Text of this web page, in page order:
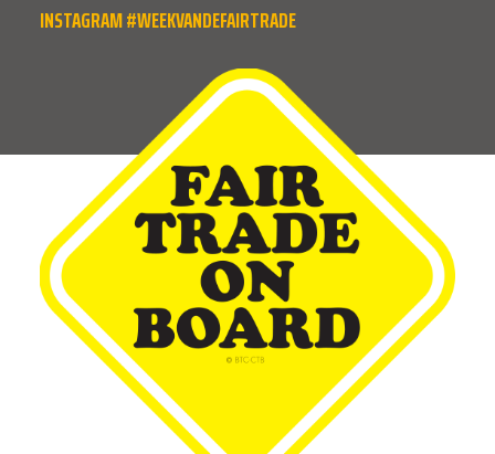
INSTAGRAM #WEEKVANDEFAIRTRADE